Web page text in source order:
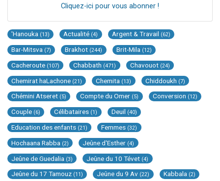
Cliquez-ici pour vous abonner !
'Hanouka (13) Actualité (4) Argent & Travail (62)
Bar-Mitsva (7) Brakhot (244) Brit-Mila (12)
Cacheroute (107) Chabbath (471) Chavouot (24)
Chemirat haLachone (21) Chemita (13) Chiddoukh (7)
Chémini Atseret (5) Compte du Omer (5) Conversion (12)
Couple (6) Célibataires (1) Deuil (40)
Education des enfants (21) Femmes (32)
Hochaana Rabba (2) Jeûne d'Esther (4)
Jeûne de Guedalia (3) Jeûne du 10 Tévet (4)
Jeûne du 17 Tamouz (11) Jeûne du 9 Av (22) Kabbala (2)